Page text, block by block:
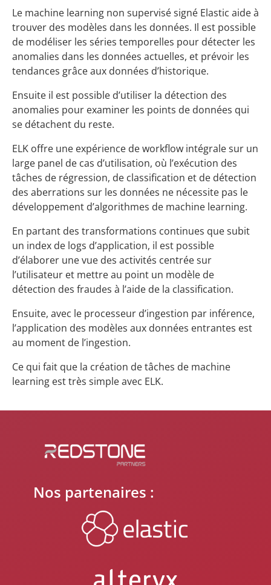
Le machine learning non supervisé signé Elastic aide à
trouver des modèles dans les données. Il est possible
de modéliser les séries temporelles pour détecter les
anomalies dans les données actuelles, et prévoir les
tendances grâce aux données d’historique.
Ensuite il est possible d’utiliser la détection des
anomalies pour examiner les points de données qui
se détachent du reste.
ELK offre une expérience de workflow intégrale sur un
large panel de cas d’utilisation, où l’exécution des
tâches de régression, de classification et de détection
des aberrations sur les données ne nécessite pas le
développement d’algorithmes de machine learning.
En partant des transformations continues que subit
un index de logs d’application, il est possible
d’élaborer une vue des activités centrée sur
l’utilisateur et mettre au point un modèle de
détection des fraudes à l’aide de la classification.
Ensuite, avec le processeur d’ingestion par inférence,
l’application des modèles aux données entrantes est
au moment de l’ingestion.
Ce qui fait que la création de tâches de machine
learning est très simple avec ELK.
Nos partenaires :